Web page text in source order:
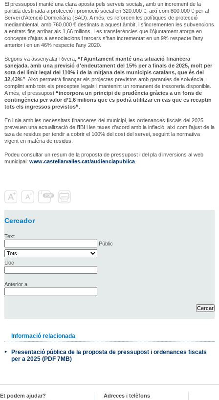
El pressupost manté una clara aposta pels serveis socials, amb un increment de la
partida destinada a protecció i promoció social en 320.000 €, així com 800.000 € per al
Servei d'Atenció Domiciliària (SAD). A més, es reforcen les polítiques de protecció
mediambiental, amb 760.000 € destinats a aquest àmbit, i s'incrementen les subvencions
a entitats fins arribar als 1,66 milions. Les transferències que l’Ajuntament atorga en
concepte d’ajuts a associacions i tercers s’han incrementat en un 9% respecte l’any
anterior i en un 46% respecte l’any 2020.
Segons va assenyalar Rivera, “l'Ajuntament manté una situació financera
sanejada, amb una previsió d'endeutament del 15% per a finals de 2025, molt per
sota del límit legal del 110% i de la mitjana dels municipis catalans, que és del
32,43%” . Això permetrà finançar els projectes previstos amb garanties de solvència,
complint amb tots els preceptes legals i mantenint un romanent de tresoreria disponible.
A més, el pressupost “incorpora un principi de prudència gràcies a un fons de
contingència per valor d’1,6 milions que es podrà utilitzar en cas que es recaptin
tots els ingressos previstos”
En línia amb les necessitats financeres del municipi, les ordenances fiscals del 2025
preveuen una actualització de l’IBI i les taxes d’acord amb la inflació, així com l’ajust de la
taxa de residus per tendir a cobrir el 100% del cost del servei, seguint la normativa
vigent en matèria de residus.
Podeu consultar un resum de la proposta de pressupost i del pla d’inversions al web
municipal: www.castellarvalles.cat/audienciapublica.
Cercador
Text
Públic
Lloc
Anterior a
Informació relacionada
Presentació pública de la proposta de pressupost i ordenances fiscals
per a 2025 (PDF 7MB)
Et podem ajudar?
Adreces i telèfons